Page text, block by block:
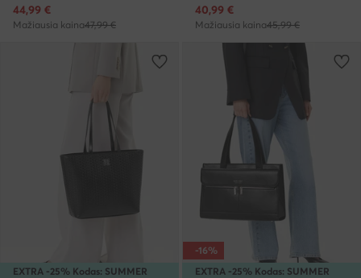
Dabartinė kaina
44,99 €
Mažiausia kaina47,99 €
Dabartinė kaina
40,99 €
Mažiausia kaina45,99 €
EXTRA -25% Kodas: SUMMER EXTRA -25% Kodas: SUMMER
-16%